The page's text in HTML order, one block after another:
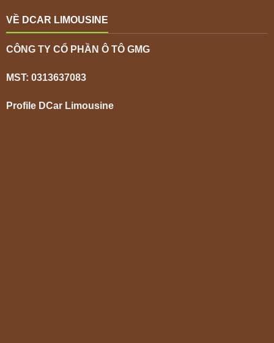
VỀ DCAR LIMOUSINE
CÔNG TY CỔ PHẦN Ô TÔ GMG
MST: 0313637083
Profile DCar Limousine